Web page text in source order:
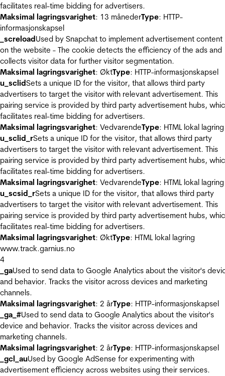
facilitates real-time bidding for advertisers.
Maksimal lagringsvarighet: 13 månederType: HTTP-
informasjonskapsel
_screloadUsed by Snapchat to implement advertisement content
on the website - The cookie detects the efficiency of the ads and
collects visitor data for further visitor segmentation.
Maksimal lagringsvarighet: ØktType: HTTP-informasjonskapsel
u_sclidSets a unique ID for the visitor, that allows third party
advertisers to target the visitor with relevant advertisement. This
pairing service is provided by third party advertisement hubs,
facilitates real-time bidding for advertisers.
Maksimal lagringsvarighet: VedvarendeType: HTML lokal lagring
u_sclid_rSets a unique ID for the visitor, that allows third party
advertisers to target the visitor with relevant advertisement. This
pairing service is provided by third party advertisement hubs,
facilitates real-time bidding for advertisers.
Maksimal lagringsvarighet: VedvarendeType: HTML lokal lagring
u_scsid_rSets a unique ID for the visitor, that allows third party
advertisers to target the visitor with relevant advertisement. This
pairing service is provided by third party advertisement hubs,
facilitates real-time bidding for advertisers.
Maksimal lagringsvarighet: ØktType: HTML lokal lagring
www.track.garnius.no
4
_gaUsed to send data to Google Analytics about the visitor's
and behavior. Tracks the visitor across devices and marketing
channels.
Maksimal lagringsvarighet: 2 årType: HTTP-informasjonskapsel
_ga_#Used to send data to Google Analytics about the visitor's
device and behavior. Tracks the visitor across devices and
marketing channels.
Maksimal lagringsvarighet: 2 årType: HTTP-informasjonskapsel
_gcl_auUsed by Google AdSense for experimenting with
advertisement efficiency across websites using their services.